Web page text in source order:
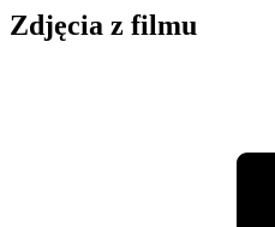
Zdjęcia z filmu